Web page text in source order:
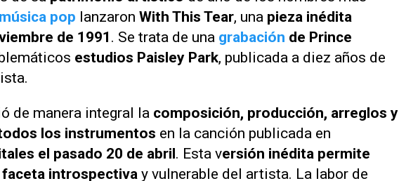
música pop lanzaron With This Tear, una pieza inédita
de 1991 . Se trata de una grabación de Prince
estudios Paisley Park, publicada a diez años de
de manera integral la composición, producción, arreglos y
los instrumentos en la canción publicada en
el pasado 20 de abril. Esta versión inédita permite
faceta introspectiva y vulnerable del artista. La labor de